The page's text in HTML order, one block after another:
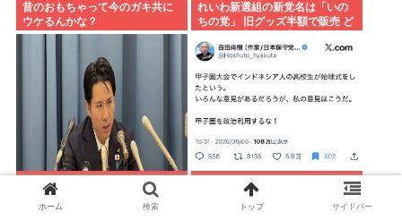
昔のおもちゃって今のガキ共に
ウケるんかな？
れいわ新選組の新党名は「いの
ちの党」 旧グッズ半額で販売 ど
埼玉県戸田市議の河合ゆうすけ
氏、2027年8月の埼玉県知事選
への立候補を表明
百田尚樹議員「甲子園を政治利
用するな！」インドネシア人高
校生の始球式に苦言www
ホーム 検索 トップ サイドバー